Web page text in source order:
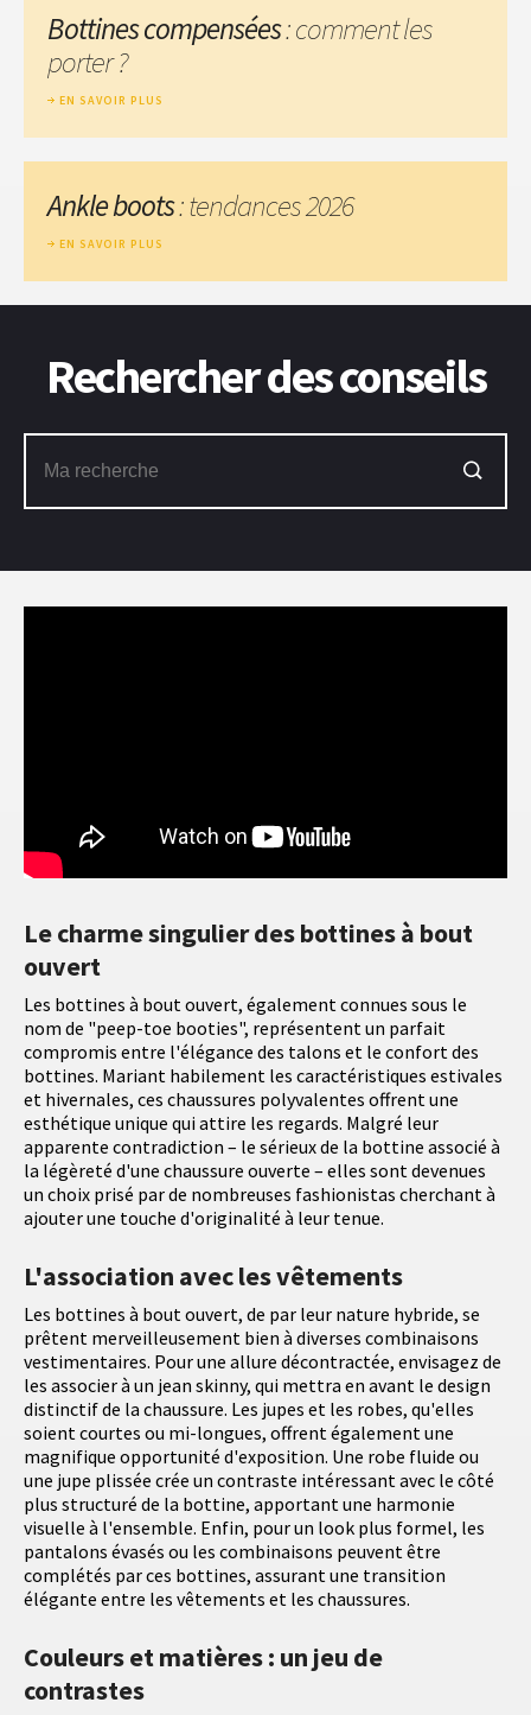
Le charme singulier des bottines à bout
ouvert
Les bottines à bout ouvert, également connues sous le
nom de "peep-toe booties", représentent un parfait
compromis entre l'élégance des talons et le confort des
bottines. Mariant habilement les caractéristiques estivales
et hivernales, ces chaussures polyvalentes offrent une
esthétique unique qui attire les regards. Malgré leur
apparente contradiction – le sérieux de la bottine associé à
la légèreté d'une chaussure ouverte – elles sont devenues
un choix prisé par de nombreuses fashionistas cherchant à
ajouter une touche d'originalité à leur tenue.
L'association avec les vêtements
Les bottines à bout ouvert, de par leur nature hybride, se
prêtent merveilleusement bien à diverses combinaisons
vestimentaires. Pour une allure décontractée, envisagez de
les associer à un jean skinny, qui mettra en avant le design
distinctif de la chaussure. Les jupes et les robes, qu'elles
soient courtes ou mi-longues, offrent également une
magnifique opportunité d'exposition. Une robe fluide ou
une jupe plissée crée un contraste intéressant avec le côté
plus structuré de la bottine, apportant une harmonie
visuelle à l'ensemble. Enfin, pour un look plus formel, les
pantalons évasés ou les combinaisons peuvent être
complétés par ces bottines, assurant une transition
élégante entre les vêtements et les chaussures.
Couleurs et matières : un jeu de
contrastes
Bottines compensées: comment les
porter ?
EN SAVOIR PLUS
Ankle boots: tendances 2026
EN SAVOIR PLUS
Rechercher des conseils